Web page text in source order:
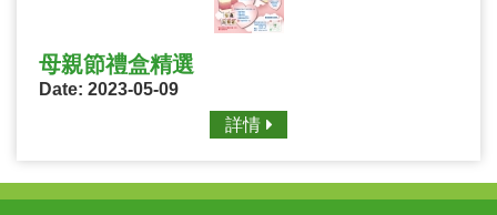
母親節禮盒精選
Date: 2023-05-09
詳情